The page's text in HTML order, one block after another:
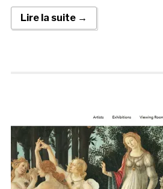
Lire la suite →